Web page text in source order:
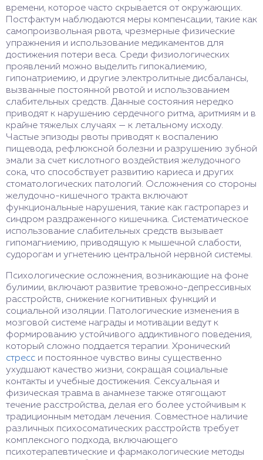
времени, которое часто скрывается от окружающих.
Постфактум наблюдаются меры компенсации, такие как
самопроизвольная рвота, чрезмерные физические
упражнения и использование медикаментов для
достижения потери веса. Среди физиологических
проявлений можно выделить гипокалиемию,
гипонатриемию, и другие электролитные дисбалансы,
вызванные постоянной рвотой и использованием
слабительных средств. Данные состояния нередко
приводят к нарушению сердечного ритма, аритмиям и в
крайне тяжелых случаях — к летальному исходу.
Частые эпизоды рвоты приводят к воспалению
пищевода, рефлюксной болезни и разрушению зубной
эмали за счет кислотного воздействия желудочного
сока, что способствует развитию кариеса и других
стоматологических патологий. Осложнения со стороны
желудочно-кишечного тракта включают
функциональные нарушения, такие как гастропарез и
синдром раздраженного кишечника. Систематическое
использование слабительных средств вызывает
гипомагниемию, приводящую к мышечной слабости,
судорогам и угнетению центральной нервной системы.
Психологические осложнения, возникающие на фоне
булимии, включают развитие тревожно-депрессивных
расстройств, снижение когнитивных функций и
социальной изоляции. Патологические изменения в
мозговой системе награды и мотивации ведут к
формированию устойчивого аддиктивного поведения,
который сложно поддается терапии. Хронический
стресс и постоянное чувство вины существенно
ухудшают качество жизни, сокращая социальные
контакты и учебные достижения. Сексуальная и
физическая травма в анамнезе также отягощают
течение расстройства, делая его более устойчивым к
традиционным методам лечения. Совместное наличие
различных психосоматических расстройств требует
комплексного подхода, включающего
психотерапевтические и фармакологические методы